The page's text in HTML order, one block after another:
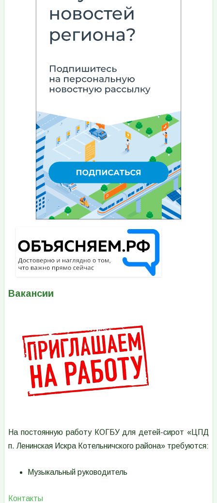
Вакансии
На постоянную работу КОГБУ для детей-сирот «ЦПД
п. Ленинская Искра Котельничского района» требуются:
Музыкальный руководитель
Контакты